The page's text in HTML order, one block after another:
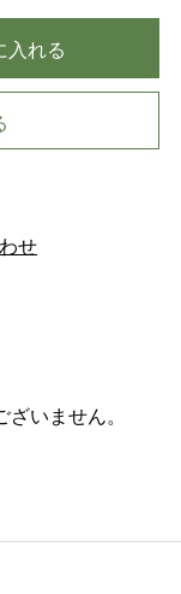
入れる
せ
いません。